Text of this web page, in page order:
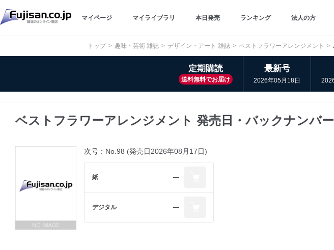
マイページ マイライブラリ 本日発売 ランキング 法人の方
トップ 趣味・芸術 雑誌 デザイン・アート 雑誌 ベストフラワーアレンジメント
定期購読
送料無料でお届け
最新号
2026年05月18日
ベストフラワーアレンジメント 発売日・バックナンバー
次号：No.98 (発売日2026年08月17日)
紙 ―
デジタル ―